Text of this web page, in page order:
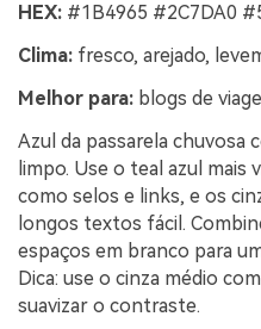
HEX: #1B4965 #2C7DA0
Clima: fresco, arejado,
Melhor para: blogs de
Azul da passarela chuvosa
limpo. Use o teal azul mais
como selos e links, e os
longos textos fácil.
espaços em branco para
Dica: use o cinza médio
suavizar o contraste.